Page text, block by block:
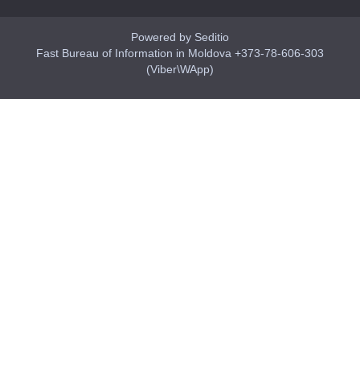
Powered by Seditio
Fast Bureau of Information in Moldova +373-78-606-303
(Viber\WApp)